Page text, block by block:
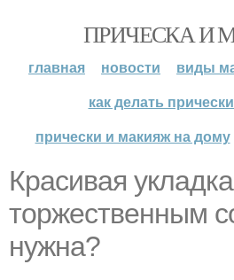
ПРИЧЕСКА И
главная новости
виды
как делать
прически и макияж на дому
Красивая
торжественным
нужна?